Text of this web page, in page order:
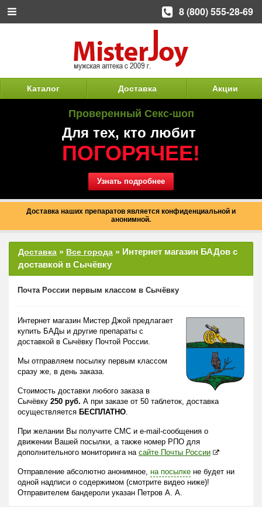
Каталог Доставка Акции
Проверенный Секс-шоп
Для тех, кто любит
ПОГОРЯЧЕЕ!
Узнать подробнее
Доставка наших препаратов является конфиденциальной и
анонимной.
Доставка » Все города » Интернет магазин БАДов с
доставкой в Сычёвку
Почта России первым классом в Сычёвку
Интернет магазин Мистер Джой предлагает
купить БАДы и другие препараты с
доставкой в Сычёвку Почтой России.
Мы отправляем посылку первым классом
сразу же, в день заказа.
Стоимость доставки любого заказа в
Сычёвку 250 руб. А при заказе от 50 таблеток, доставка
осуществляется БЕСПЛАТНО.
При желании Вы получите СМС и e-mail-сообщения о
движении Вашей посылки, а также номер РПО для
дополнительного мониторинга на сайте Почты России
Отправление абсолютно анонимное, на посылке не будет ни
одной надписи о содержимом (смотрите видео ниже)!
Отправителем бандероли указан Петров А. А.
8 (800) 555-28-69